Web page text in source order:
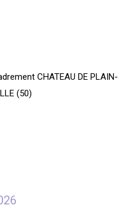
CHATEAU DE PLAIN-
(50)